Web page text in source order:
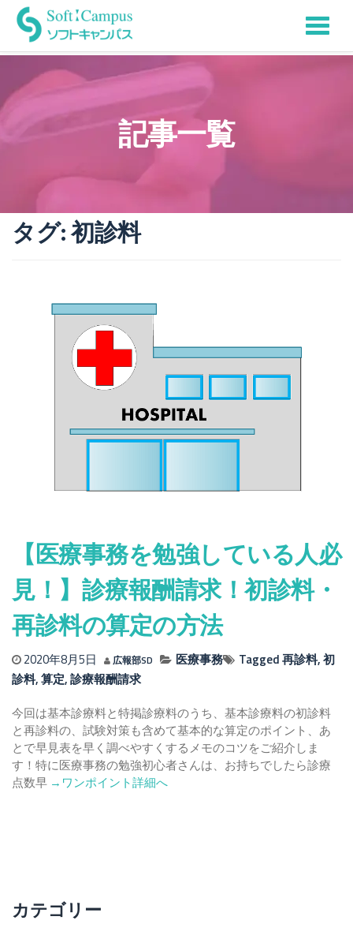
to
content
記事一覧
タグ:初診料
【医療事務を勉強している人必
見！】診療報酬請求！初診料・
再診料の算定の方法
2020年8月5日 広報部SD 医療事務 Tagged再診料,初
診料,算定,診療報酬請求
今回は基本診療料と特掲診療料のうち、基本診療料の初診料
と再診料の、試験対策も含めて基本的な算定のポイント、あ
とで早見表を早く調べやすくするメモのコツをご紹介しま
す！特に医療事務の勉強初心者さんは、お持ちでしたら診療
点数早Read
を
勉
→ワンポイント詳細へ
カテゴリー